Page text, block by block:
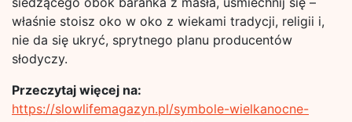
właśnie stoisz oko w oko z wiekami tradycji, religii i,
nie da się ukryć, sprytnego planu producentów
słodyczy.
Przeczytaj więcej na:
https://slowlifemagazyn.pl/symbole-wielkanocne-